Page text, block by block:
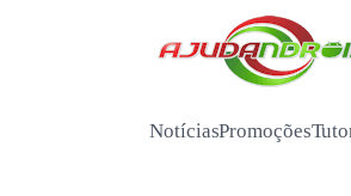
NotíciasPromoções